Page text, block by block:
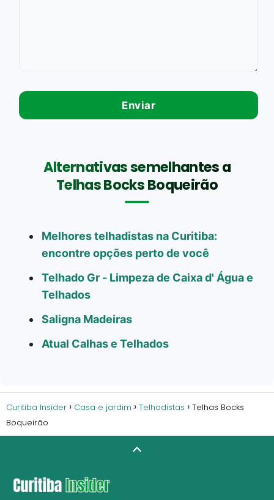
Alternativas semelhantes a
Telhas Bocks Boqueirão
Melhores telhadistas na Curitiba:
encontre opções perto de você
Telhado Gr - Limpeza de Caixa d' Água e
Telhados
Saligna Madeiras
Atual Calhas e Telhados
Curitiba Insider Casa e jardim Telhadistas
Telhas Bocks
Boqueirão